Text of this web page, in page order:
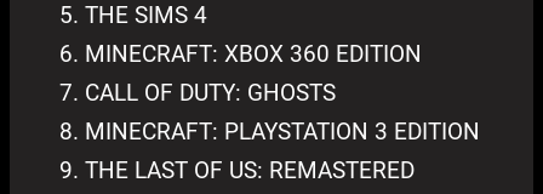
THE SIMS 4
MINECRAFT: XBOX 360 EDITION
CALL OF DUTY: GHOSTS
MINECRAFT: PLAYSTATION 3 EDITION
THE LAST OF US: REMASTERED